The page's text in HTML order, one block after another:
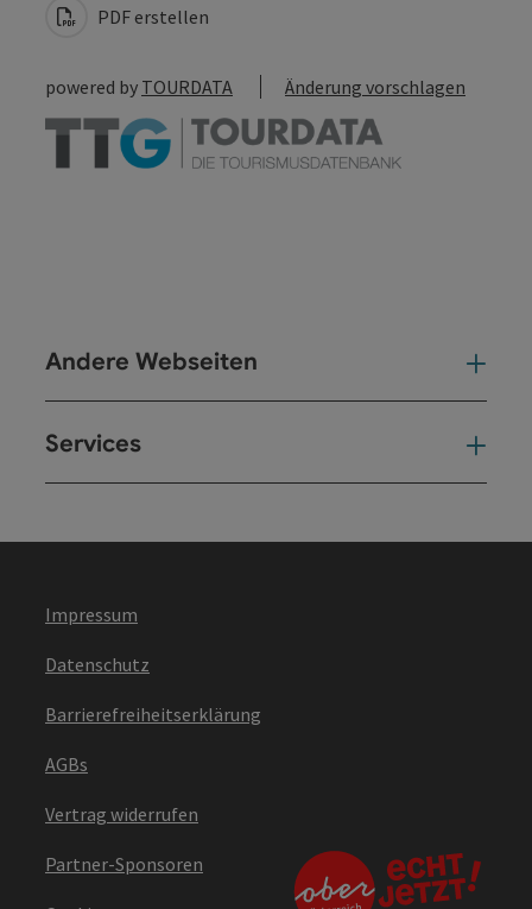
PDF erstellen
powered by TOURDATA Änderung vorschlagen
Andere Webseiten
Services
Impressum
Datenschutz
Barrierefreiheitserklärung
AGBs
Vertrag widerrufen
Partner-Sponsoren